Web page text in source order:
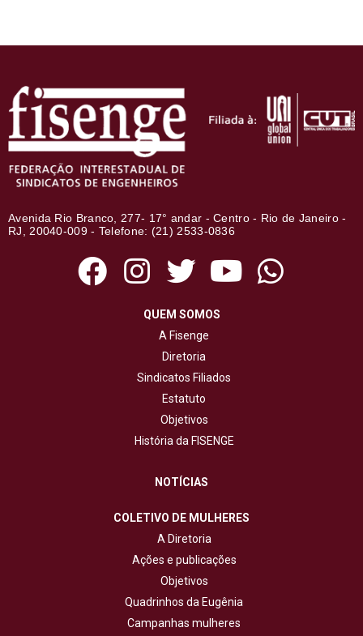
Avenida Rio Branco, 277- 17° andar - Centro - Rio de Janeiro -
RJ, 20040-009 - Telefone: (21) 2533-0836
QUEM SOMOS
A Fisenge
Diretoria
Sindicatos Filiados
Estatuto
Objetivos
História da FISENGE
NOTÍCIAS
COLETIVO DE MULHERES
A Diretoria
Ações e publicações
Objetivos
Quadrinhos da Eugênia
Campanhas mulheres